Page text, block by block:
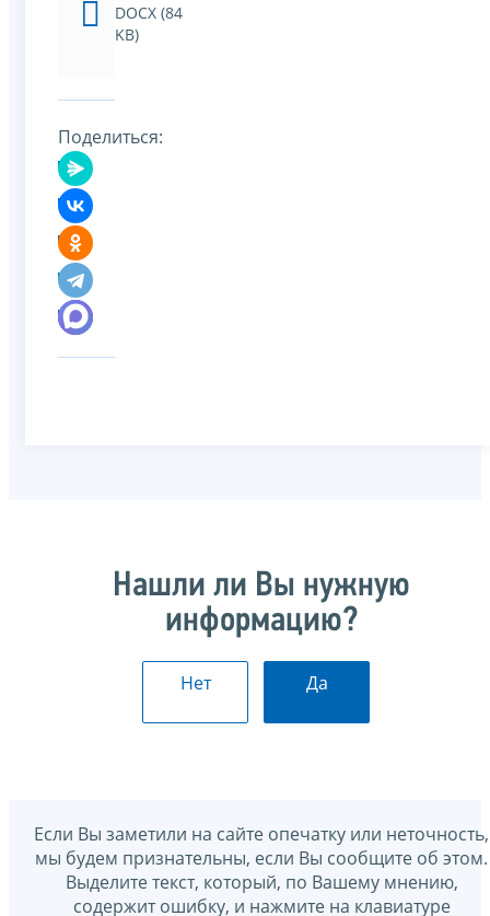
DOCX (84
KB)
Поделиться:
Нашли ли Вы нужную
информацию?
Нет Да
Если Вы заметили на сайте опечатку или неточность,
мы будем признательны, если Вы сообщите об этом.
Выделите текст, который, по Вашему мнению,
содержит ошибку, и нажмите на клавиатуре